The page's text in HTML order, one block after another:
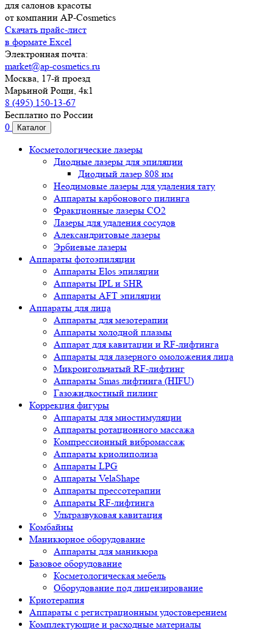
для салонов красоты
от компании AP-Cosmetics
Скачать прайс-лист
в формате Excel
Электронная почта:
market@ap-cosmetics.ru
Москва, 17-й проезд
Марьиной Рощи, 4к1
8 (495) 150-13-67
Бесплатно по России
0
Каталог
Косметологические лазеры
Диодные лазеры для эпиляции
Диодный лазер 808 нм
Неодимовые лазеры для удаления тату
Аппараты карбонового пилинга
Фракционные лазеры CO2
Лазеры для удаления сосудов
Александритовые лазеры
Эрбиевые лазеры
Аппараты фотоэпиляции
Аппараты Elos эпиляции
Аппараты IPL и SHR
Аппараты AFT эпиляции
Аппараты для лица
Аппараты для мезотерапии
Аппараты холодной плазмы
Аппарат для кавитации и RF-лифтинга
Аппараты для лазерного омоложения лица
Микроигольчатый RF-лифтинг
Аппараты Smas лифтинга (HIFU)
Газожидкостный пилинг
Коррекция фигуры
Аппараты для миостимуляции
Аппараты ротационного массажа
Компрессионный вибромассаж
Аппараты криолиполиза
Аппараты LPG
Аппараты VelaShape
Аппараты прессотерапии
Аппараты RF-лифтинга
Ультразвуковая кавитация
Комбайны
Маникюрное оборудование
Аппараты для маникюра
Базовое оборудование
Косметологическая мебель
Оборудование под лицензирование
Криотерапия
Аппараты c регистрационным удостоверением
Комплектующие и расходные материалы